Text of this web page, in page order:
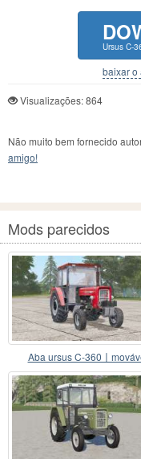
Ursus C-
baixar o
Visualizações: 864
Não muito bem fornecido
amigo!
Mods parecidos
Aba ursus C-360〡